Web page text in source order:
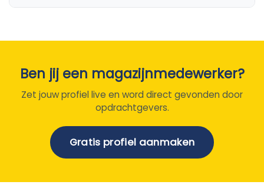
Ben jij een magazijnmedewerker?
Zet jouw profiel live en word direct gevonden door
opdrachtgevers.
Gratis profiel aanmaken